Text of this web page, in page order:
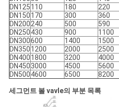
DN125110 180 220
DN150170 300 360
DN200240 500 590
DN250430 900 1100
DN300600 1400 1500
DN3501200 2000 2500
DN4001800 3200 4000
DN4503000 4500 5600
DN5004600 6500 8200
세그먼트 볼 vavle의 부분 목록